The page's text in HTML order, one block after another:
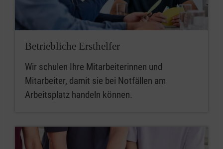
Betriebliche Ersthelfer
Wir schulen Ihre Mitarbeiterinnen und
Mitarbeiter, damit sie bei Notfällen am
Arbeitsplatz handeln können.